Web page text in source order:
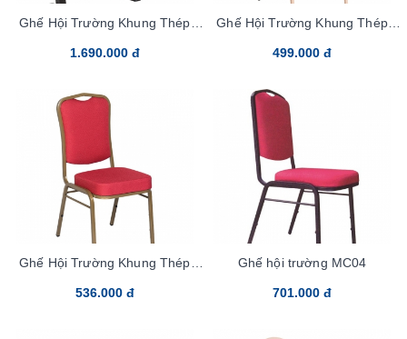
Ghế Hội Trường Khung Thép
1.690.000 đ
Ghế Hội Trường Khung Thép
499.000 đ
Ghế Hội Trường Khung Thép
536.000 đ
Ghế hội trường MC04
701.000 đ